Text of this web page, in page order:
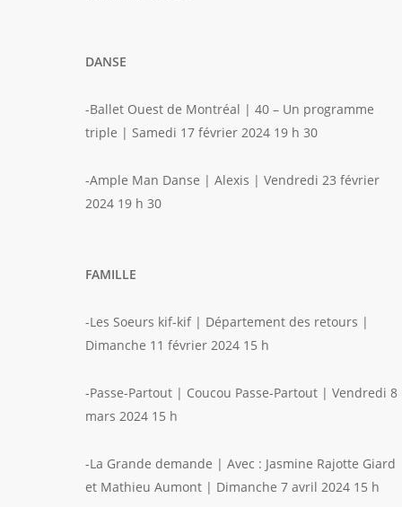
DANSE
-Ballet Ouest de Montréal | 40 – Un programme
triple | Samedi 17 février 2024 19 h 30
-Ample Man Danse | Alexis | Vendredi 23 février
2024 19 h 30
FAMILLE
-Les Soeurs kif-kif | Département des retours |
Dimanche 11 février 2024 15 h
-Passe-Partout | Coucou Passe-Partout | Vendredi 8
mars 2024 15 h
-La Grande demande | Avec : Jasmine Rajotte Giard
et Mathieu Aumont | Dimanche 7 avril 2024 15 h